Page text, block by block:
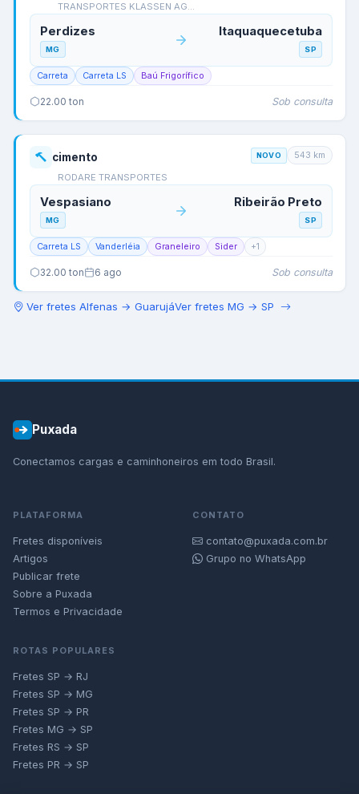
TRANSPORTES KLASSEN AG…
Perdizes
MG
Itaquaquecetuba
SP
Carreta Carreta LS Baú Frigorífico
22.00 ton Sob consulta
cimento
RODARE TRANSPORTES
NOVO 543 km
Vespasiano
MG
Ribeirão Preto
SP
Carreta LS Vanderléia Graneleiro Sider +1
32.00 ton 6 ago Sob consulta
Ver fretes Alfenas → GuarujáVer fretes MG → SP
Puxada
Conectamos cargas e caminhoneiros em todo Brasil.
PLATAFORMA
Fretes disponíveis
Artigos
Publicar frete
Sobre a Puxada
Termos e Privacidade
CONTATO
contato@puxada.com.br
Grupo no WhatsApp
ROTAS POPULARES
Fretes SP → RJ
Fretes SP → MG
Fretes SP → PR
Fretes MG → SP
Fretes RS → SP
Fretes PR → SP